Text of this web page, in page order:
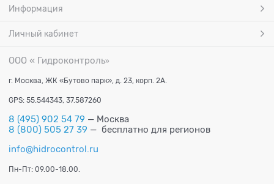
Информация
Личный кабинет
ООО « Гидроконтроль»
г. Москва, ЖК «Бутово парк», д. 23, корп. 2А.
GPS: 55.544343, 37.587260
8 (495) 902 54 79 — Москва
8 (800) 505 27 39 — бесплатно для регионов
info@hidrocontrol.ru
Пн-Пт: 09.00-18.00.